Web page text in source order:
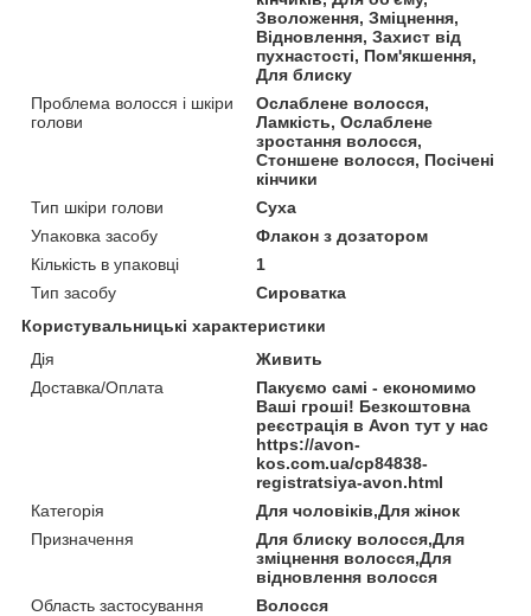
Зволоження, Зміцнення,
Відновлення, Захист від
пухнастості, Пом'якшення,
Для блиску
Проблема волосся і шкіри
голови
Ослаблене волосся,
Ламкість, Ослаблене
зростання волосся,
Стоншене волосся, Посічені
кінчики
Тип шкіри голови
Суха
Упаковка засобу
Флакон з дозатором
Кількість в упаковці
1
Тип засобу
Сироватка
Користувальницькі характеристики
Дія
Живить
Доставка/Оплата
Пакуємо самі - економимо
Ваші гроші! Безкоштовна
реєстрація в Avon тут у нас
https://avon-
kos.com.ua/cp84838-
registratsiya-avon.html
Категорія
Для чоловіків,Для жінок
Призначення
Для блиску волосся,Для
зміцнення волосся,Для
відновлення волосся
Область застосування
Волосся